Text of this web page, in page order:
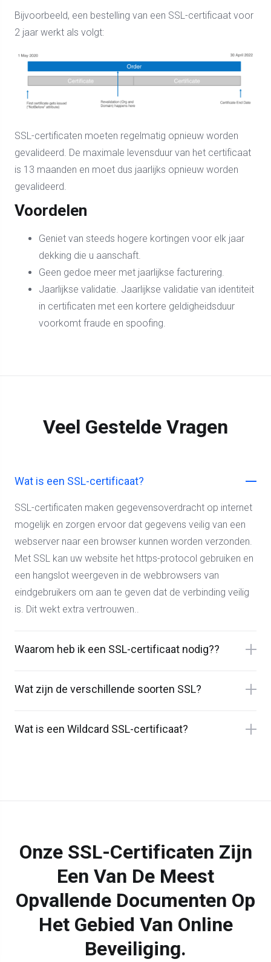
Bijvoorbeeld, een bestelling van een SSL-certificaat voor
2 jaar werkt als volgt:
SSL-certificaten moeten regelmatig opnieuw worden
gevalideerd. De maximale levensduur van het certificaat
is 13 maanden en moet dus jaarlijks opnieuw worden
gevalideerd.
Voordelen
Geniet van steeds hogere kortingen voor elk jaar
dekking die u aanschaft.
Geen gedoe meer met jaarlijkse facturering.
Jaarlijkse validatie. Jaarlijkse validatie van identiteit
in certificaten met een kortere geldigheidsduur
voorkomt fraude en spoofing.
Veel Gestelde Vragen
Wat is een SSL-certificaat?
SSL-certificaten maken gegevensoverdracht op internet
mogelijk en zorgen ervoor dat gegevens veilig van een
webserver naar een browser kunnen worden verzonden.
Met SSL kan uw website het https-protocol gebruiken en
een hangslot weergeven in de webbrowsers van
eindgebruikers om aan te geven dat de verbinding veilig
is. Dit wekt extra vertrouwen..
Waarom heb ik een SSL-certificaat nodig??
Wat zijn de verschillende soorten SSL?
Wat is een Wildcard SSL-certificaat?
Onze SSL-Certificaten Zijn
Een Van De Meest
Opvallende Documenten Op
Het Gebied Van Online
Beveiliging.